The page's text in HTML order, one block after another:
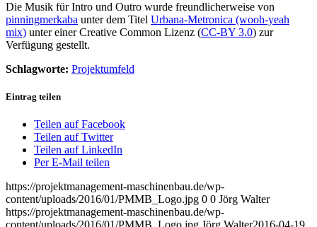
Die Musik für Intro und Outro wurde freundlicherweise von
pinningmerkaba unter dem Titel Urbana-Metronica (wooh-yeah
mix) unter einer Creative Common Lizenz (CC-BY 3.0) zur
Verfügung gestellt.
Schlagworte: Projektumfeld
Eintrag teilen
Teilen auf Facebook
Teilen auf Twitter
Teilen auf LinkedIn
Per E-Mail teilen
https://projektmanagement-maschinenbau.de/wp-
content/uploads/2016/01/PMMB_Logo.jpg 0 0 Jörg Walter
https://projektmanagement-maschinenbau.de/wp-